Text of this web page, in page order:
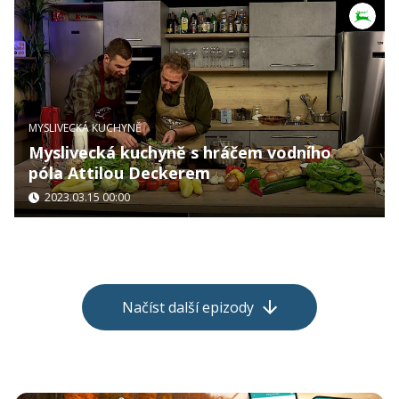
MYSLIVECKÁ KUCHYNĚ
Myslivecká kuchyně s hráčem vodního
póla Attilou Deckerem
2023.03.15 00:00
Načíst další epizody